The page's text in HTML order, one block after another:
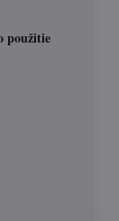
použitie